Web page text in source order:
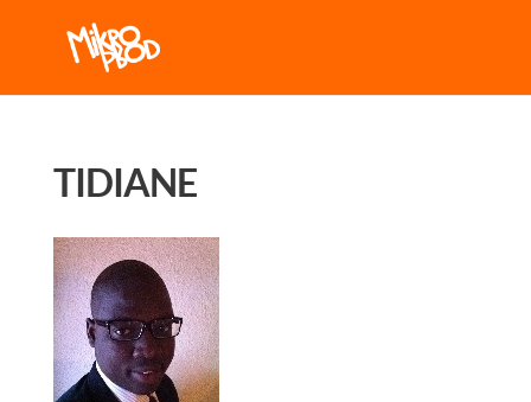
TIDIANE